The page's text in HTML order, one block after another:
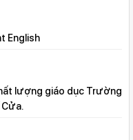
English
lượng giáo dục Trường
Cửa.